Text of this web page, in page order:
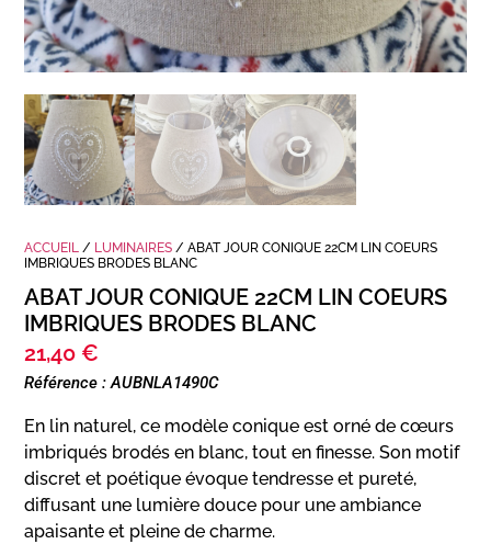
ACCUEIL / LUMINAIRES / ABAT JOUR CONIQUE 22CM LIN COEURS
IMBRIQUES BRODES BLANC
ABAT JOUR CONIQUE 22CM LIN COEURS
IMBRIQUES BRODES BLANC
21,40 €
Référence : AUBNLA1490C
En lin naturel, ce modèle conique est orné de cœurs
imbriqués brodés en blanc, tout en finesse. Son motif
discret et poétique évoque tendresse et pureté,
diffusant une lumière douce pour une ambiance
apaisante et pleine de charme.